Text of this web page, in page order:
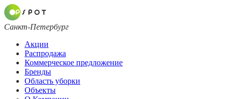
Санкт-Петербург
Акции
Распродажа
Коммерческое предложение
Бренды
Область уборки
Объекты